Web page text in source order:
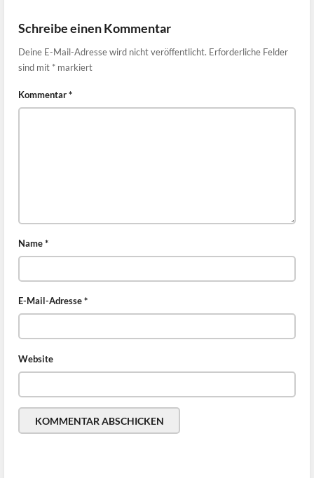
Schreibe einen Kommentar
Deine E-Mail-Adresse wird nicht veröffentlicht. Erforderliche Felder
sind mit * markiert
Kommentar*
Name*
E-Mail-Adresse*
Website